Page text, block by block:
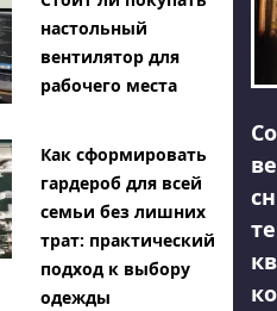
настольный
вентилятор для
рабочего места
Как сформировать
гардероб для всей
семьи без лишних
трат: практический
подход к выбору
одежды